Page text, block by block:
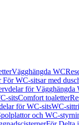
Vägghängda WC
För WC-sitsar med
för Vägghängda
sitsComfort toaletter
för WC-sitsWC-
och WC-